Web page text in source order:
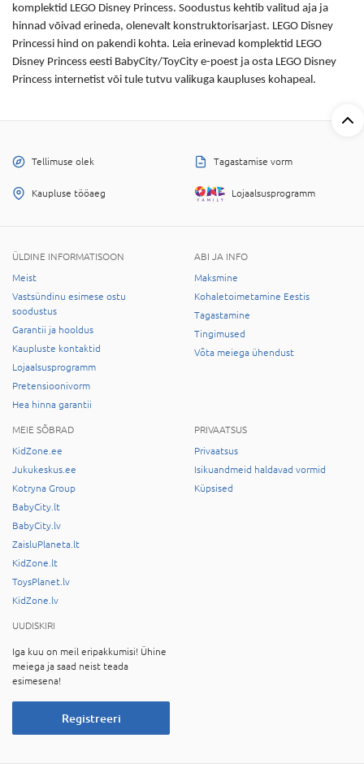
komplektid LEGO Disney Princess. Soodustus kehtib valitud aja ja
hinnad võivad erineda, olenevalt konstruktorisarjast. LEGO Disney
Princessi hind on pakendi kohta. Leia erinevad komplektid LEGO
Disney Princess eesti BabyCity/ToyCity e-poest ja osta LEGO Disney
Princess internetist või tule tutvu valikuga kaupluses kohapeal.
Tellimuse olek Tagastamise vorm
Kaupluse tööaeg Lojaalsusprogramm
ÜLDINE INFORMATISOON
Meist
Vastsündinu esimese ostu
soodustus
Garantii ja hooldus
Kaupluste kontaktid
Lojaalsusprogramm
Pretensioonivorm
Hea hinna garantii
ABI JA INFO
Maksmine
Kohaletoimetamine Eestis
Tagastamine
Tingimused
Võta meiega ühendust
MEIE SÕBRAD
KidZone.ee
Jukukeskus.ee
Kotryna Group
BabyCity.lt
BabyCity.lv
ZaisluPlaneta.lt
KidZone.lt
ToysPlanet.lv
KidZone.lv
PRIVAATSUS
Privaatsus
Isikuandmeid haldavad vormid
Küpsised
UUDISKIRI
Iga kuu on meil eripakkumisi! Ühine
meiega ja saad neist teada
esimesena!
Registreeri